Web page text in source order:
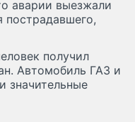
аварии выезжали
пострадавшего,
получил
Автомобиль ГАЗ и
значительные